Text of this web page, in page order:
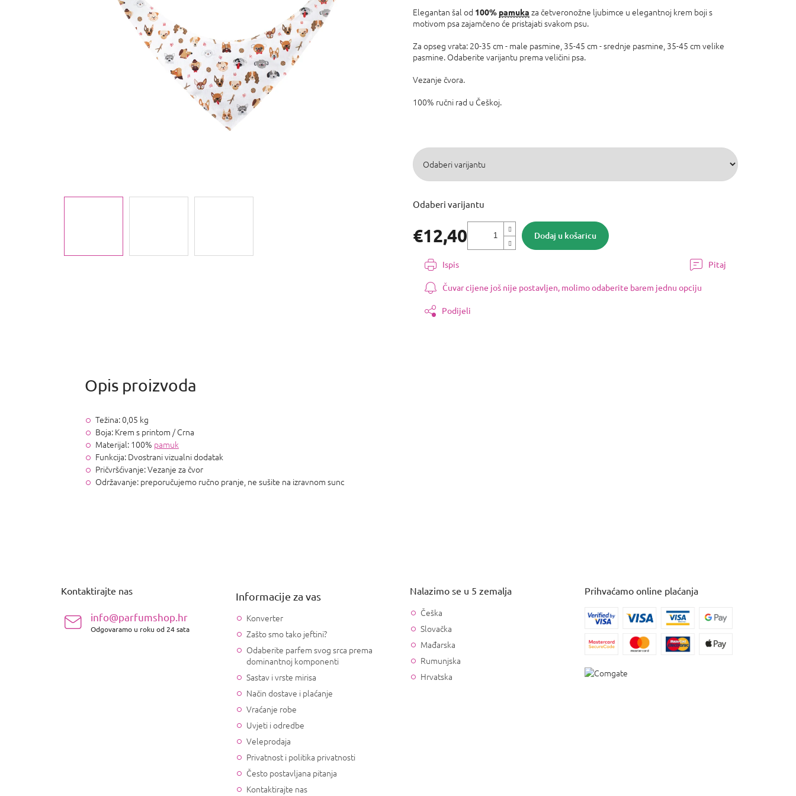
0,0
od
5
zvjezdica.
€12,40
cijenu:
Odaberi varijantu
Dodaj u košaricu
Elegantan šal od 100% pamuka za četveronožne ljubimce u elegantnoj krem ​​boji s
motivom psa zajamčeno će pristajati svakom psu.
Za opseg vrata: 20-35 cm - male pasmine, 35-45 cm - srednje pasmine, 35-45 cm velike
pasmine. Odaberite varijantu prema veličini psa.
Vezanje čvora.
100% ručni rad u Češkoj.
Ispis Pitaj
Čuvar cijene još nije postavljen, molimo odaberite barem jednu opciju
Podijeli
Težina: 0,05 kg
Boja: Krem ​​s printom / Crna
Materijal: 100% pamuk
Funkcija: Dvostrani vizualni dodatak
Pričvršćivanje: Vezanje za čvor
Održavanje: preporučujemo ručno pranje, ne sušite na izravnom sunc
Kontaktirajte nas
info@parfumshop.hr
Odgovaramo u roku od 24 sata
Informacije za vas
Konverter
Zašto smo tako jeftini?
Odaberite parfem svog srca prema
dominantnoj komponenti
Sastav i vrste mirisa
Način dostave i plaćanje
Vraćanje robe
Uvjeti i odredbe
Veleprodaja
Privatnost i politika privatnosti
Često postavljana pitanja
Kontaktirajte nas
Nalazimo se u 5 zemalja
Češka
Slovačka
Mađarska
Rumunjska
Hrvatska
Prihvaćamo online plaćanja